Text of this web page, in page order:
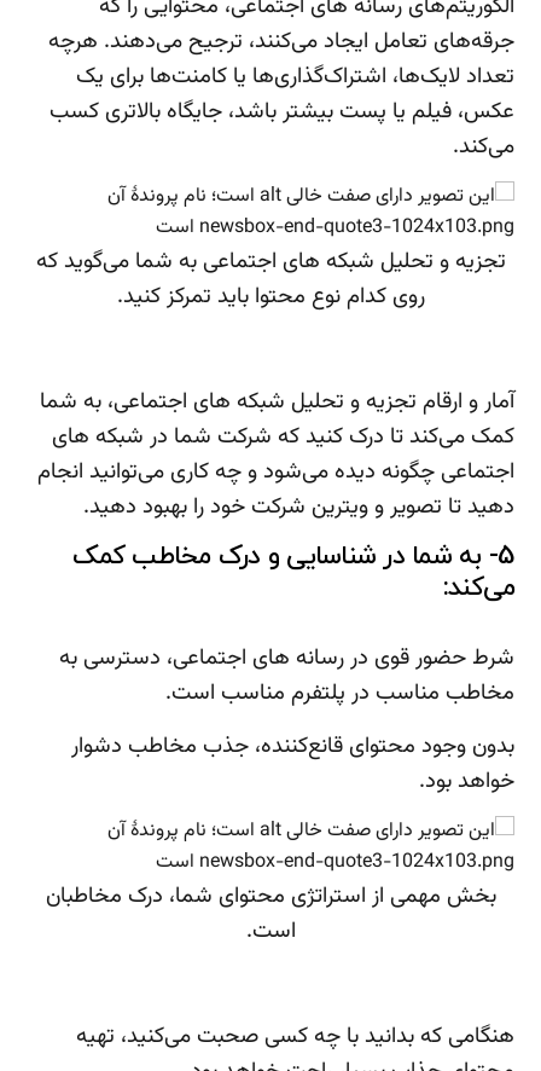
جرقه‌های تعامل ایجاد می‌کنند، ترجیح می‌دهند. هرچه
تعداد لایک‌ها، اشتراک‌گذاری‌ها یا کامنت‌ها برای یک
عکس، فیلم یا پست بیشتر باشد، جایگاه بالاتری کسب
می‌کند.
تجزیه و تحلیل شبکه های اجتماعی به شما می‌گوید که
روی کدام نوع محتوا باید تمرکز کنید.
آمار و ارقام تجزیه و تحلیل شبکه های اجتماعی، به شما
کمک می‌کند تا درک کنید که شرکت شما در شبکه های
اجتماعی چگونه دیده می‌شود و چه کاری می‌توانید انجام
دهید تا تصویر و ویترین شرکت خود را بهبود دهید.
5- به شما در شناسایی و درک مخاطب کمک
می‌کند:
شرط حضور قوی در رسانه های اجتماعی، دسترسی به
مخاطب مناسب در پلتفرم مناسب است.
بدون وجود محتوای قانع‌کننده، جذب مخاطب دشوار
خواهد بود.
بخش مهمی از استراتژی محتوای شما، درک مخاطبان
است.
هنگامی که بدانید با چه کسی صحبت می‌کنید، تهیه